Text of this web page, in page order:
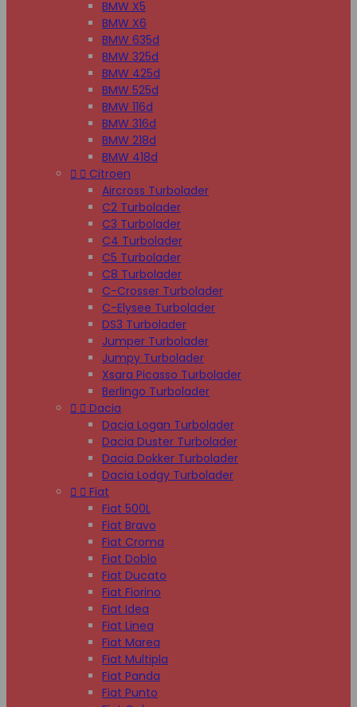
BMW X5
BMW X6
BMW 635d
BMW 325d
BMW 425d
BMW 525d
BMW 116d
BMW 316d
BMW 218d
BMW 418d
  Citroen
Aircross Turbolader
C2 Turbolader
C3 Turbolader
C4 Turbolader
C5 Turbolader
C8 Turbolader
C-Crosser Turbolader
C-Elysee Turbolader
DS3 Turbolader
Jumper Turbolader
Jumpy Turbolader
Xsara Picasso Turbolader
Berlingo Turbolader
  Dacia
Dacia Logan Turbolader
Dacia Duster Turbolader
Dacia Dokker Turbolader
Dacia Lodgy Turbolader
  Fiat
Fiat 500L
Fiat Bravo
Fiat Croma
Fiat Doblo
Fiat Ducato
Fiat Fiorino
Fiat Idea
Fiat Linea
Fiat Marea
Fiat Multipla
Fiat Panda
Fiat Punto